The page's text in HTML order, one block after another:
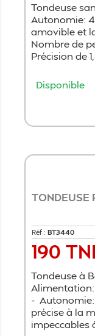
Tondeuse
Autonomie:
amovible et
Nombre de
Précision de
Disponible
TONDEUSE
Réf : BT3440
Prix
190
Tondeuse à
-
précise à la
impeccables